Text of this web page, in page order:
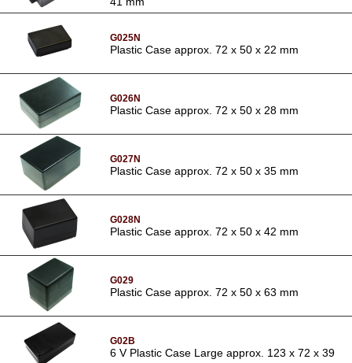
G025N
Plastic Case approx. 72 x 50 x 22 mm
G026N
Plastic Case approx. 72 x 50 x 28 mm
G027N
Plastic Case approx. 72 x 50 x 35 mm
G028N
Plastic Case approx. 72 x 50 x 42 mm
G029
Plastic Case approx. 72 x 50 x 63 mm
G02B
6 V Plastic Case Large approx. 123 x 72 x 39